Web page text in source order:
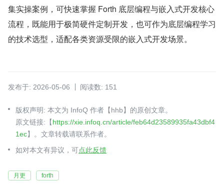
集实操案例，可快速掌握 Forth 底层编程与嵌入式开发核心
流程，既能用于极简硬件定制开发，也可作为底层编程学习
的技术选型，适配各类资源受限的嵌入式开发场景。
发布于: 2026-05-06 阅读数: 151
版权声明: 本文为 InfoQ 作者【hhb】的原创文章。
原文链接:【https://xie.infoq.cn/article/feb64d23589935fa43dbf4
1ec】。文章转载请联系作者。
如对本文有异议，可点此反馈
月更 forth